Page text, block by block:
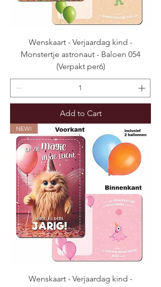
Wenskaart - Verjaardag kind -
Monstertje astronaut - Baloen 054
(Verpakt per6)
Add to Cart
NEW!
Wenskaart - Verjaardag kind -